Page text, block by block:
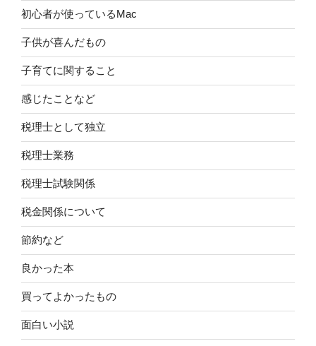
初心者が使っているMac
子供が喜んだもの
子育てに関すること
感じたことなど
税理士として独立
税理士業務
税理士試験関係
税金関係について
節約など
良かった本
買ってよかったもの
面白い小説